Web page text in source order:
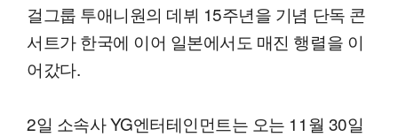
걸그룹 투애니원의 데뷔 15주년을 기념 단독 콘
서트가 한국에 이어 일본에서도 매진 행렬을 이
어갔다.
2일 소속사 YG엔터테인먼트는 오는 11월 30일